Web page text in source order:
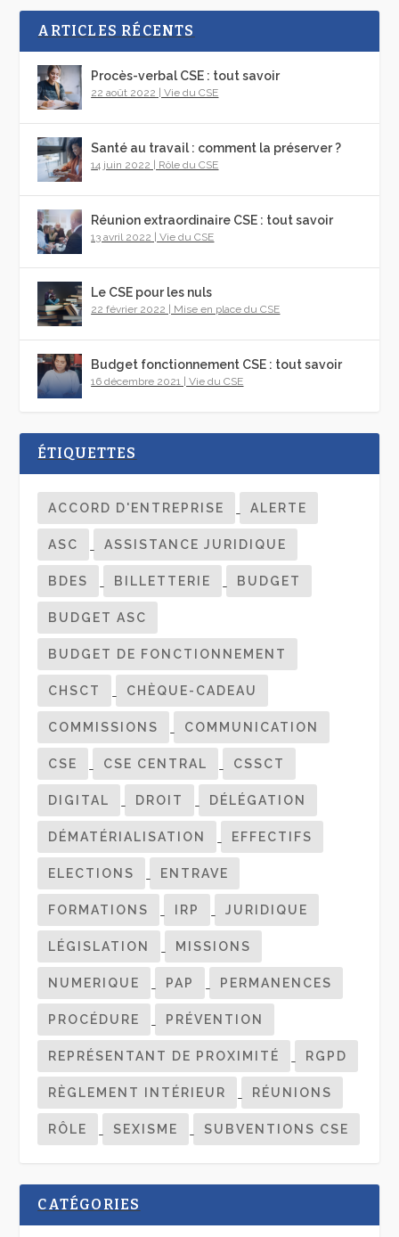
ARTICLES RÉCENTS
Procès-verbal CSE : tout savoir
22 août 2022 |Vie du CSE
Santé au travail : comment la préserver ?
14 juin 2022 Rôle du CSE
Réunion extraordinaire CSE : tout savoir
13 avril 2022 |Vie du CSE
Le CSE pour les nuls
22 février 2022 Mise en place du CSE
Budget fonctionnement CSE : tout savoir
16 décembre 2021 |Vie du CSE
ÉTIQUETTES
ACCORD D'ENTREPRISE ALERTE
ASC ASSISTANCE JURIDIQUE
BDES BILLETTERIE BUDGET
BUDGET ASC
BUDGET DE FONCTIONNEMENT
CHSCT CHÈQUE-CADEAU
COMMISSIONS COMMUNICATION
CSE CSE CENTRAL CSSCT
DIGITAL DROIT DÉLÉGATION
DÉMATÉRIALISATION EFFECTIFS
ELECTIONS ENTRAVE
FORMATIONS IRP JURIDIQUE
LÉGISLATION MISSIONS
NUMERIQUE PAP PERMANENCES
PROCÉDURE PRÉVENTION
REPRÉSENTANT DE PROXIMITÉ RGPD
RÈGLEMENT INTÉRIEUR RÉUNIONS
RÔLE SEXISME SUBVENTIONS CSE
CATÉGORIES